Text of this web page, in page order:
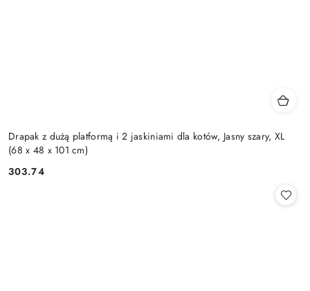
Drapak z dużą platformą i 2 jaskiniami dla kotów, Jasny szary, XL
(68 x 48 x 101 cm)
Cena:
303.74